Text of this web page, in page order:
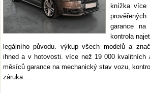
knížka více
garance na
kontrola
legálního původu. výkup všech modelů a
ihned a v hotovosti. více než 19 000 kvalitních
měsíců garance na mechanický stav vozu,
záruka…